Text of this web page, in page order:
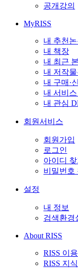
공개강의
MyRISS
내 추천
내 책장
내 최근
내 저작물
내 구매·
내 서비
내 관심
회원서비스
회원가입
로그인
아이디 찾
비밀번호
설정
내 정보
검색환경
About RISS
RISS 이
RISS 지